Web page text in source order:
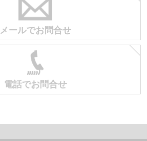
メールでお問合せ
電話でお問合せ